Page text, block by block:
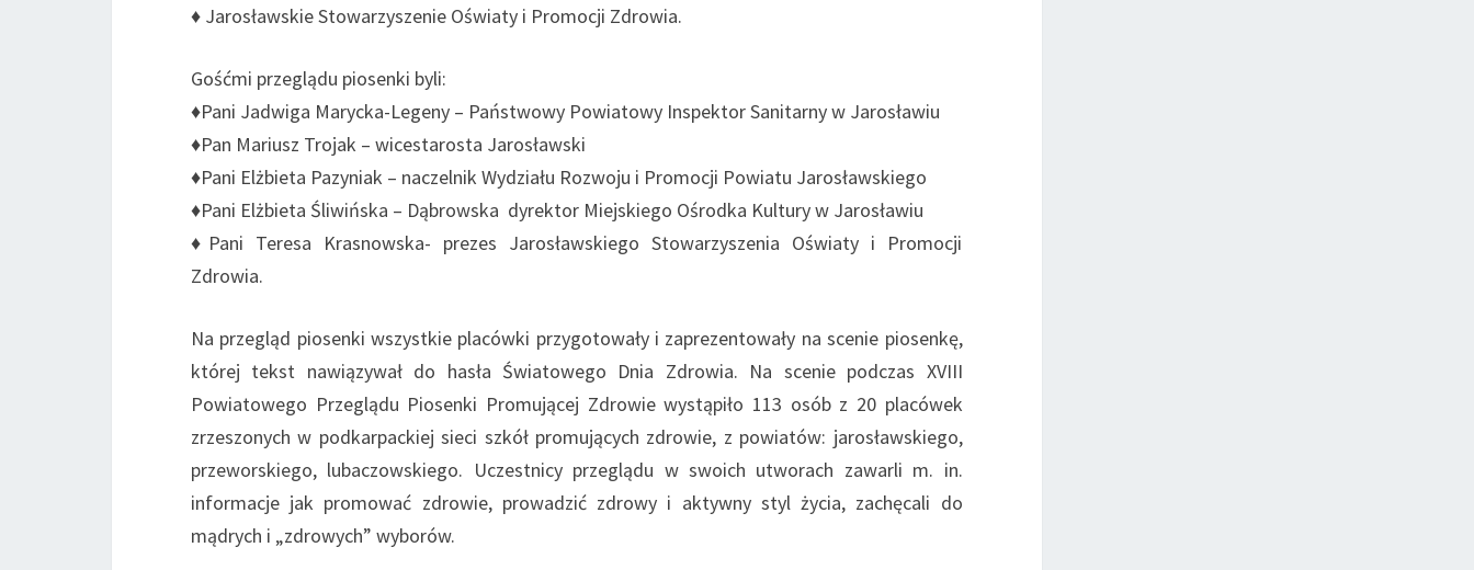
♦ Jarosławskie Stowarzyszenie Oświaty i Promocji Zdrowia.
Gośćmi przeglądu piosenki byli:
♦Pani Jadwiga Marycka-Legeny – Państwowy Powiatowy Inspektor Sanitarny w Jarosławiu
♦Pan Mariusz Trojak – wicestarosta Jarosławski
♦Pani Elżbieta Pazyniak – naczelnik Wydziału Rozwoju i Promocji Powiatu Jarosławskiego
♦Pani Elżbieta Śliwińska – Dąbrowska dyrektor Miejskiego Ośrodka Kultury w Jarosławiu
♦Pani Teresa Krasnowska- prezes Jarosławskiego Stowarzyszenia Oświaty i Promocji
Zdrowia.
Na przegląd piosenki wszystkie placówki przygotowały i zaprezentowały na scenie piosenkę,
której tekst nawiązywał do hasła Światowego Dnia Zdrowia. Na scenie podczas XVIII
Powiatowego Przeglądu Piosenki Promującej Zdrowie wystąpiło 113 osób z 20 placówek
zrzeszonych w podkarpackiej sieci szkół promujących zdrowie, z powiatów: jarosławskiego,
przeworskiego, lubaczowskiego. Uczestnicy przeglądu w swoich utworach zawarli m. in.
informacje jak promować zdrowie, prowadzić zdrowy i aktywny styl życia, zachęcali do
mądrych i „zdrowych” wyborów.